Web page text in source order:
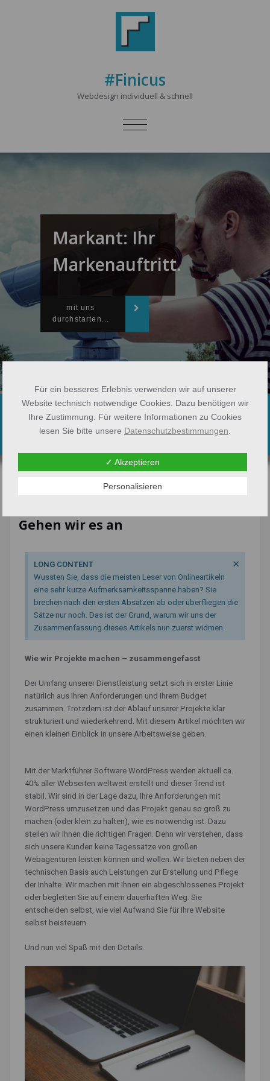
#Finicus
Webdesign individuell & schnell
SCHALTE
Markant: Ihr
Markenauftritt.
mit uns
durchstarten...
Gehen wir es an
Gehen wir es an
LONG CONTENT
Wussten Sie, dass die meisten Leser von Onlineartikeln
eine sehr kurze Aufmerksamkeitsspanne haben? Sie
brechen nach den ersten Absätzen ab oder überfliegen die
Sätze nur noch. Das ist der Grund, warum wir uns der
Zusammenfassung dieses Artikels nun zuerst widmen.
×
Wie wir Projekte machen – zusammengefasst
Der Umfang unserer Dienstleistung setzt sich in erster Linie
natürlich aus Ihren Anforderungen und Ihrem Budget
zusammen. Trotzdem ist der Ablauf unserer Projekte klar
strukturiert und wiederkehrend. Mit diesem Artikel möchten wir
einen kleinen Einblick in unsere Arbeitsweise geben.
Mit der Marktführer Software WordPress werden aktuell ca.
40% aller Webseiten weltweit erstellt und dieser Trend ist
stabil. Wir sind in der Lage dazu, Ihre Anforderungen mit
WordPress umzusetzen und das Projekt genau so groß zu
machen (oder klein zu halten), wie es notwendig ist. Dazu
stellen wir Ihnen die richtigen Fragen. Denn wir verstehen, dass
sich unsere Kunden keine Tagessätze von großen
Webagenturen leisten können und wollen. Wir bieten neben der
technischen Basis auch Leistungen zur Erstellung und Pflege
der Inhalte. Wir machen mit Ihnen ein abgeschlossenes Projekt
oder begleiten Sie auf einem dauerhaften Weg. Sie
entscheiden selbst, wie viel Aufwand Sie für Ihre Website
selbst beisteuern.
Und nun viel Spaß mit den Details.
Für ein besseres Erlebnis verwenden wir auf unserer
Website technisch notwendige Cookies. Dazu benötigen wir
Ihre Zustimmung. Für weitere Informationen zu Cookies
lesen Sie bitte unsere Datenschutzbestimmungen
✓ Akzeptieren
Personalisieren